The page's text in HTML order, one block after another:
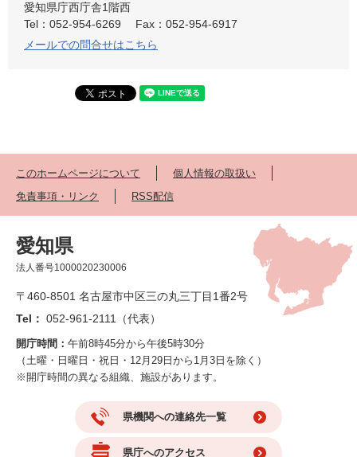
愛知県庁西庁舎1階西
Tel：052-954-6269
Fax：052-954-6917
メールでの問合せはこちら
このホームページについて
個人情報の取扱い
免責事項・リンク
RSS配信
愛知県
法人番号1000020230006
〒460-8501 名古屋市中区三の丸三丁目1番2号
Tel： 052-961-2111（代表）
開庁時間： 午前8時45分から午後5時30分
（土曜・日曜日・祝日・12月29日から1月3日を除く）
※開庁時間の異なる組織、施設があります。
県機関への連絡先一覧
県庁へのアクセス